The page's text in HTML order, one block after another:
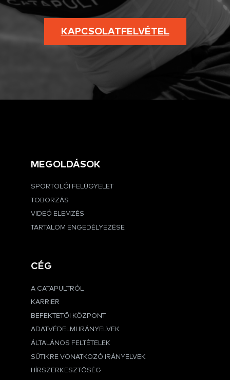
KAPCSOLATFELVÉTEL
MEGOLDÁSOK
SPORTOLÓI FELÜGYELET
TOBORZÁS
VIDEÓ ELEMZÉS
TARTALOM ENGEDÉLYEZÉSE
CÉG
A CATAPULTRÓL
KARRIER
BEFEKTETŐI KÖZPONT
ADATVÉDELMI IRÁNYELVEK
ÁLTALÁNOS FELTÉTELEK
SÜTIKRE VONATKOZÓ IRÁNYELVEK
HÍRSZERKESZTŐSÉG